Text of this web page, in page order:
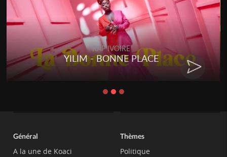
RAP IVOIRE
YILIM - BONNE PLACE
Général
A la une de Koaci
Thèmes
Politique